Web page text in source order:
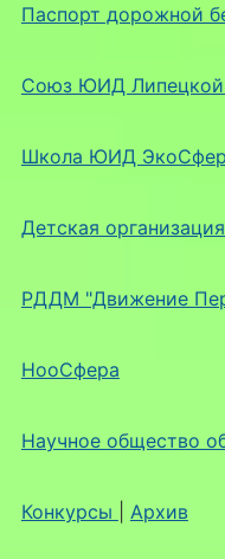
Паспорт дорожной
Союз ЮИД Липецкой
Школа ЮИД
Детская
РДДМ "Движение
НооСфера
Научное общество
Конкурсы Архив